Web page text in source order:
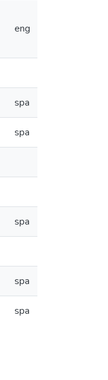
eng
spa
spa
spa
spa
spa